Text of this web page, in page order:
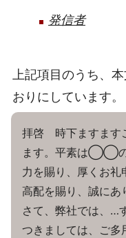
発信者
上記項目のうち、
おりにしています。
拝啓 時下ますます
ます。平素は◯◯の
力を賜り、厚くお
高配を賜り、誠にあ
さて、弊社では、…
つきましては、ご多